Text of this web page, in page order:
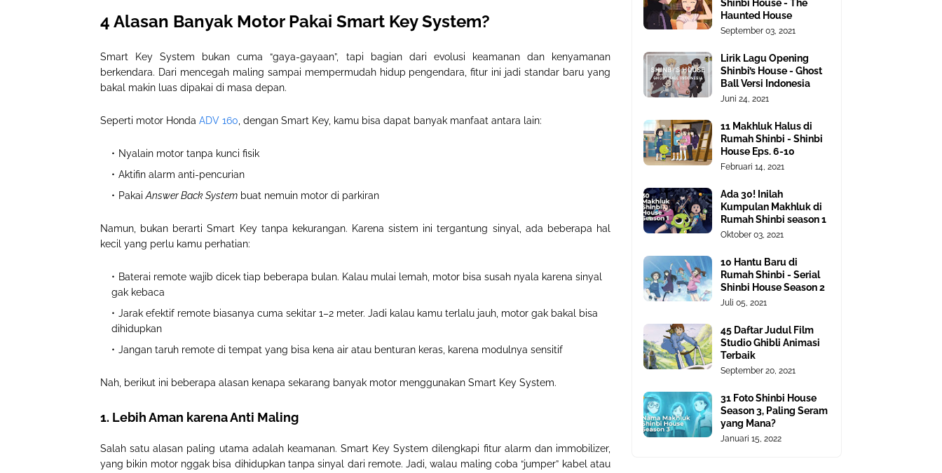
4 Alasan Banyak Motor Pakai Smart Key System?
Smart Key System bukan cuma “gaya-gayaan”, tapi bagian dari evolusi keamanan dan kenyamanan
berkendara. Dari mencegah maling sampai mempermudah hidup pengendara, fitur ini jadi standar baru yang
bakal makin luas dipakai di masa depan.
Seperti motor Honda ADV 160, dengan Smart Key, kamu bisa dapat banyak manfaat antara lain:
Nyalain motor tanpa kunci fisik
Aktifin alarm anti-pencurian
PakaiAnswer Back System buat nemuin motor di parkiran
Namun, bukan berarti Smart Key tanpa kekurangan. Karena sistem ini tergantung sinyal, ada beberapa hal
kecil yang perlu kamu perhatian:
Baterai remote wajib dicek tiap beberapa bulan. Kalau mulai lemah, motor bisa susah nyala karena sinyal
gak kebaca
Jarak efektif remote biasanya cuma sekitar 1–2 meter. Jadi kalau kamu terlalu jauh, motor gak bakal bisa
dihidupkan
Jangan taruh remote di tempat yang bisa kena air atau benturan keras, karena modulnya sensitif
Nah, berikut ini beberapa alasan kenapa sekarang banyak motor menggunakan Smart Key System.
1. Lebih Aman karena Anti Maling
Salah satu alasan paling utama adalah keamanan.Smart Key System dilengkapi fitur alarm dan immobilizer,
yang bikin motor nggak bisa dihidupkan tanpa sinyal dari remote. Jadi, walau maling coba “jumper” kabel atau
Shinbi House - The
Haunted House
September 03, 2021
Lirik Lagu Opening
Shinbi’s House - Ghost
Ball Versi Indonesia
Juni 24, 2021
11 Makhluk Halus di
Rumah Shinbi - Shinbi
House Eps. 6-10
Februari 14, 2021
Ada 30! Inilah
Kumpulan Makhluk di
Rumah Shinbi season 1
Oktober 03, 2021
10 Hantu Baru di
Rumah Shinbi - Serial
Shinbi House Season 2
Juli 05, 2021
45 Daftar Judul Film
Studio Ghibli Animasi
Terbaik
September 20, 2021
31 Foto Shinbi House
Season 3, Paling Seram
yang Mana?
Januari 15, 2022